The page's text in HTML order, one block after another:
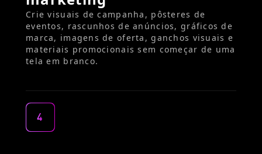
Crie visuais de campanha, pôsteres de
eventos, rascunhos de anúncios, gráficos de
marca, imagens de oferta, ganchos visuais e
materiais promocionais sem começar de uma
tela em branco.
4